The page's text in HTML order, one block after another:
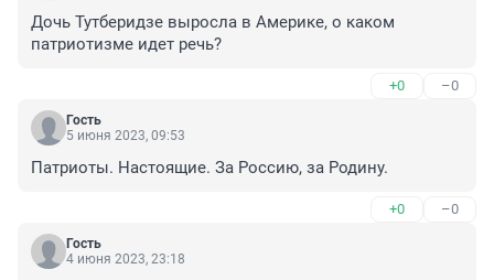
Дочь Тутберидзе выросла в Америке, о каком
патриотизме идет речь?
+0 –0
Гость
5 июня 2023, 09:53
Патриоты. Настоящие. За Россию, за Родину.
+0 –0
Гость
4 июня 2023, 23:18